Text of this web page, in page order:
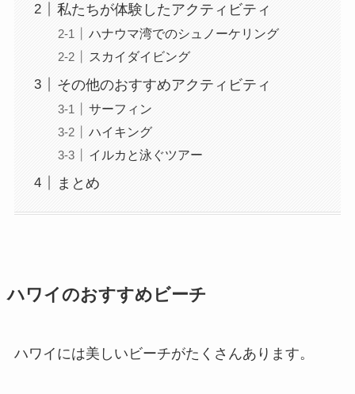
私たちが体験したアクティビティ
ハナウマ湾でのシュノーケリング
スカイダイビング
その他のおすすめアクティビティ
サーフィン
ハイキング
イルカと泳ぐツアー
まとめ
ハワイのおすすめビーチ
ハワイには美しいビーチがたくさんあります。